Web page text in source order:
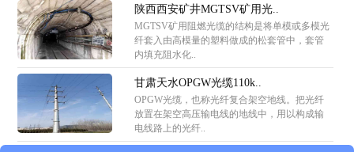
陕西西安矿井MGTSV矿用光..
MGTSV矿用阻燃光缆的结构是将单模或多模光
纤套入由高模量的塑料做成的松套管中，套管
内填充阻水化..
甘肃天水OPGW光缆110k..
OPGW光缆，也称光纤复合架空地线。把光纤
放置在架空高压输电线的地线中，用以构成输
电线路上的光纤..